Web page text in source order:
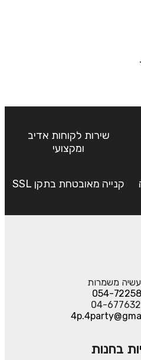
שירות לקוחות אדיב
ומקצועי
קנייה מאובטחת בתקן SSL
משמרות
054-
04-
בחנות